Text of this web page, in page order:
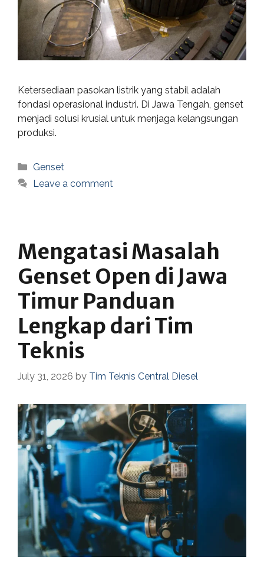
Ketersediaan pasokan listrik yang stabil adalah
fondasi operasional industri. Di Jawa Tengah, genset
menjadi solusi krusial untuk menjaga kelangsungan
produksi.
Categories
Genset
Leave a comment
Mengatasi Masalah
Genset Open di Jawa
Timur Panduan
Lengkap dari Tim
Teknis
July 31, 2026 by Tim Teknis Central Diesel